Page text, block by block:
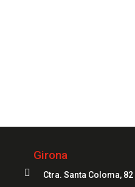
Girona
 Ctra. Santa Coloma,